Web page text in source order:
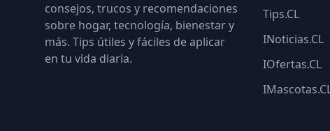
consejos, trucos y recomendaciones
sobre hogar, tecnología, bienestar y
más. Tips útiles y fáciles de aplicar
en tu vida diaria.
Tips.CL
INoticias.CL
IOfertas.CL